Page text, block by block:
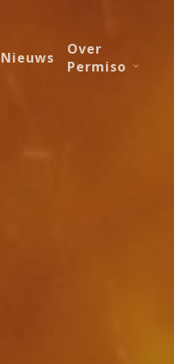
Nieuws
Over
Permiso